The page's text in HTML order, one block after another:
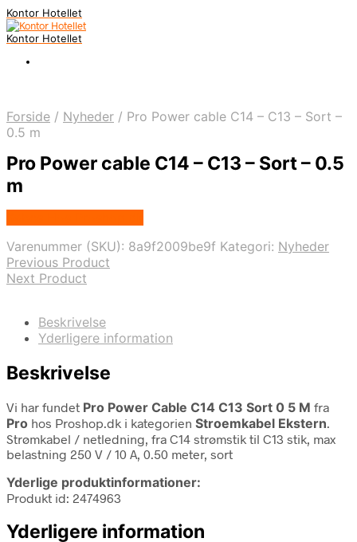
Kontor Hotellet
Kontor Hotellet
Forside / Nyheder / Pro Power cable C14 – C13 – Sort –
0.5 m
Pro Power cable C14 – C13 – Sort – 0.5
m
Varenummer (SKU): 8a9f2009be9f Kategori: Nyheder
Previous Product
Next Product
Beskrivelse
Yderligere information
Beskrivelse
Vi har fundet Pro Power Cable C14 C13 Sort 0 5 M fra
Pro hos Proshop.dk i kategorien Stroemkabel Ekstern.
Strømkabel / netledning, fra C14 strømstik til C13 stik, max
belastning 250 V / 10 A, 0.50 meter, sort
Yderlige produktinformationer:
Produkt id: 2474963
Yderligere information